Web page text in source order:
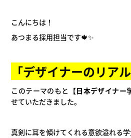
こんにちは！
あつまる採用担当です🍁✨
「デザイナーのリアル
このテーマのもと 【日本デザイナー
せていただきました。
真剣に耳を傾けてくれる意欲溢れる学